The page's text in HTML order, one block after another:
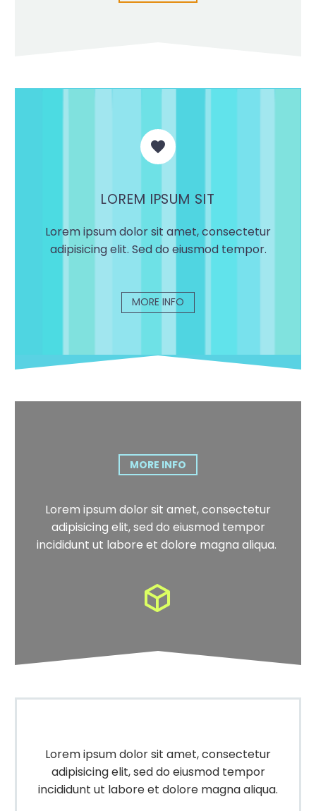


LOREM IPSUM SIT
Lorem ipsum dolor sit amet, consectetur
adipisicing elit. Sed do eiusmod tempor.
MORE INFO
MORE INFO
Lorem ipsum dolor sit amet, consectetur
adipisicing elit, sed do eiusmod tempor
incididunt ut labore et dolore magna aliqua.


Lorem ipsum dolor sit amet, consectetur
adipisicing elit, sed do eiusmod tempor
incididunt ut labore et dolore magna aliqua.